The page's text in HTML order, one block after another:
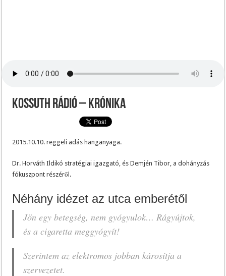
Kossuth rádió – Krónika
2015.10.10. reggeli adás hanganyaga.
Dr. Horváth Ildikó stratégiai igazgató, és Demjén Tibor, a dohányzás
fókuszpont részéről.
Néhány idézet az utca emberétől
Jön egy betegség, nem gyógyulok… Rágyújtok,
és a cigaretta meggyógyít!
Szerintem az elektromos jobban károsítja a
szervezetet.